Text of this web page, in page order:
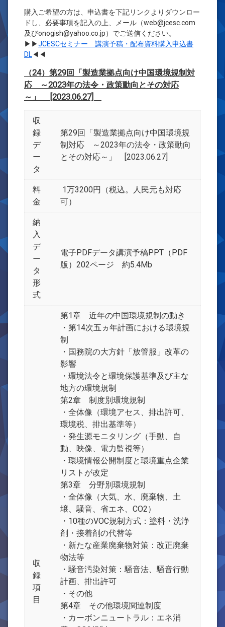
購入ご希望の方は、申込書を下記リンクよりダウンロー
ドし、必要事項を記入の上、メール（web@jcesc.com
及びonogish@yahoo.co.jp）でご送信ください。
▶▶JCESCセミナー 講演予稿・配布資料購入申込書
DL ◀◀
（24）第29回「製造業拠点向け中国環境規制対
応 ～2023年の法令・政策動向とその対応
～」 [2023.06.27]
収
録
デ
ー
タ
第29回「製造業拠点向け中国環境規
制対応 ～2023年の法令・政策動向
とその対応～」 [2023.06.27]
料
金
1万3200円（税込。人民元も対応
可）
納
入
デ
ー
タ
形
式
電子PDFデータ講演予稿PPT（PDF
版）202ページ 約5.4Mb
収
録
項
目
第1章 近年の中国環境規制の動き
・第14次五ヵ年計画における環境規
制
・国務院の大方針「放管服」改革の
影響
・環境法令と環境保護基準及び主な
地方の環境規制
第2章 制度別環境規制
・全体像（環境アセス、排出許可、
環境税、排出基準等）
・発生源モニタリング（手動、自
動、映像、電力監視等）
・環境情報公開制度と環境重点企業
リストが改定
第3章 分野別環境規制
・全体像（大気、水、廃棄物、土
壌、騒音、省エネ、CO2）
・10種のVOC規制方式：塗料・洗浄
剤・接着剤の代替等
・新たな産業廃棄物対策：改正廃棄
物法等
・騒音汚染対策：騒音法、騒音行動
計画、排出許可
・その他
第4章 その他環境関連制度
・カーボンニュートラル：エネ消